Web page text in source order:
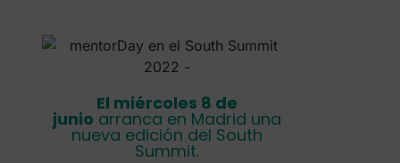
El miércoles 8 de
junio arranca en Madrid una
nueva edición del South
Summit.